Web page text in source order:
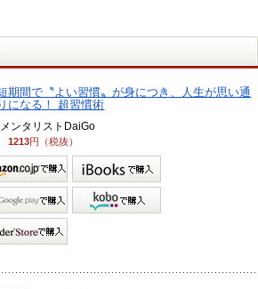
期間で〝よい習慣〟が身につき、人生が思い通
になる！ 超習慣術
ンタリストDaiGo
1213円（税抜）